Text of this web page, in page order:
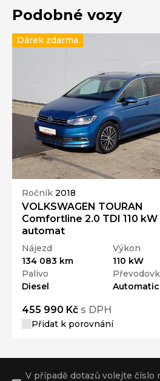
Podobné vozy
Ročník 2018
VOLKSWAGEN TOURAN
Comfortline 2.0 TDI 110 kW
automat
Nájezd
134 083 km
Výkon
110 kW
Palivo
Diesel
455 990 Kč s DPH
Přidat k porovnání
Dárek zdarma
V případě dotazů volejte